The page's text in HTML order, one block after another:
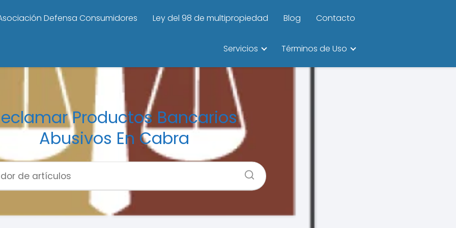
Defensa Consumidores Ley del 98 de multipropiedad Blog Contacto
Servicios Términos de Uso
Productos Bancarios
Abusivos En Cabra